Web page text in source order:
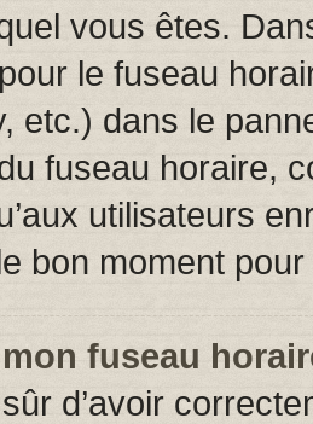
vous êtes.
le fuseau
etc.) dans le
fuseau horaire,
utilisateurs
bon moment
fuseau
d’avoir